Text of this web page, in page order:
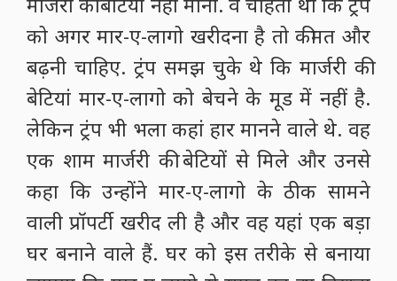
उधेड़बुन में रहते थे. उन्होंने मार्जरी की बेटियों से
मिलकर उन्हें मार-ए-लागो बेचने को कहा लेकिन
मार्जरी की बेटियां नहीं मानी. वे चाहती थी कि ट्रंप
को अगर मार-ए-लागो खरीदना है तो कीमत और
बढ़नी चाहिए. ट्रंप समझ चुके थे कि मार्जरी की
बेटियां मार-ए-लागो को बेचने के मूड में नहीं है.
लेकिन ट्रंप भी भला कहां हार मानने वाले थे. वह
एक शाम मार्जरी की बेटियों से मिले और उनसे
कहा कि उन्होंने मार-ए-लागो के ठीक सामने